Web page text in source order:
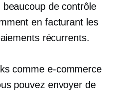
de contrôle
en facturant les
récurrents.
comme e-commerce
pouvez envoyer de